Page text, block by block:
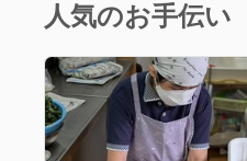
人気のお手伝い